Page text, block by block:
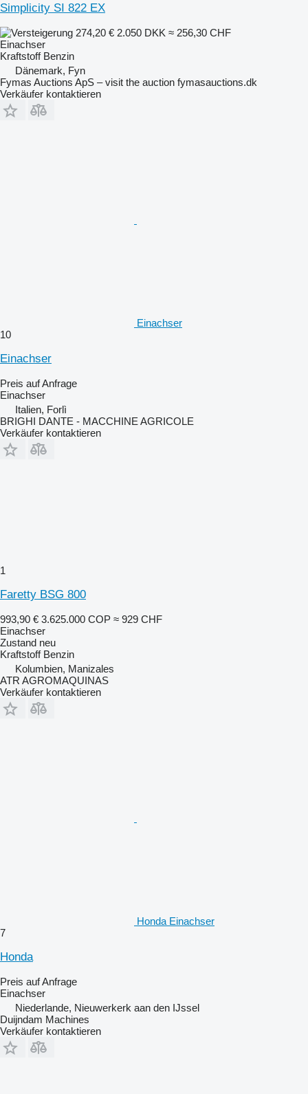
Simplicity SI 822 EX
274,20 € 2.050 DKK ≈ 256,30 CHF
Einachser
Kraftstoff Benzin
Dänemark, Fyn
Fymas Auctions ApS – visit the auction fymasauctions.dk
Verkäufer kontaktieren
Einachser
10
Einachser
Preis auf Anfrage
Einachser
Italien, Forlì
BRIGHI DANTE - MACCHINE AGRICOLE
Verkäufer kontaktieren
1
Faretty BSG 800
993,90 € 3.625.000 COP ≈ 929 CHF
Einachser
Zustand neu
Kraftstoff Benzin
Kolumbien, Manizales
ATR AGROMAQUINAS
Verkäufer kontaktieren
Honda Einachser
7
Honda
Preis auf Anfrage
Einachser
Niederlande, Nieuwerkerk aan den IJssel
Duijndam Machines
Verkäufer kontaktieren